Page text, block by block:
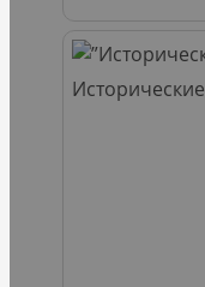
Исторические